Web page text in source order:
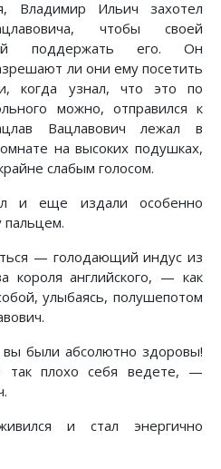
Владимир Ильич захотел
чтобы своей
поддержать его. Он
ли они ему посетить
когда узнал, что это по
можно, отправился к
Вацлавович лежал в
на высоких подушках,
слабым голосом.
и еще издали особенно
пальцем.
— голодающий индус из
короля английского, — как
улыбаясь, полушепотом
были абсолютно здоровы!
плохо себя ведете, —
и стал энергично